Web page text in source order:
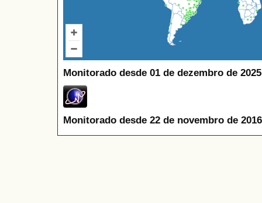
Monitorado desde 01 de dezembro de
Monitorado desde 22 de novembro de